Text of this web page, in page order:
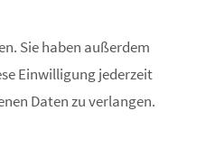
Sie haben außerdem
Einwilligung jederzeit
Daten zu verlangen.